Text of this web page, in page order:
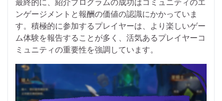
最終的に、紹介プログラムの成功はコミュニティのエ
ンゲージメントと報酬の価値の認識にかかっていま
す。積極的に参加するプレイヤーは、より楽しいゲー
ム体験を報告することが多く、活気あるプレイヤーコ
ミュニティの重要性を強調しています。